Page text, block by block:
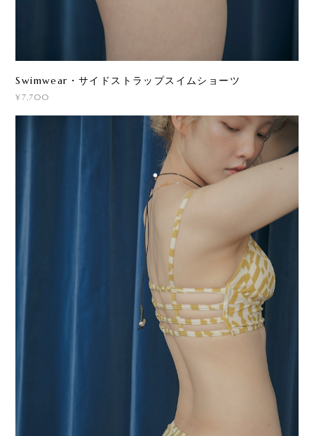
Swimwear・サイドストラップスイムショーツ
¥7,700